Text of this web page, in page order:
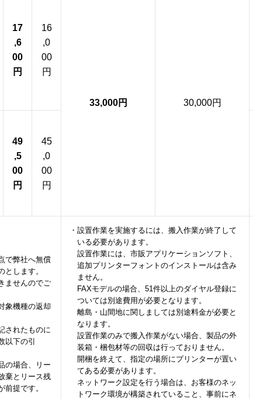
17
,6
00
円
16
,0
00
円
33,000円 30,000円
49
,5
00
円
45
,0
00
円
で弊社へ無償
とします。
ませんのでご
象機種の返却
されたものに
以下の引
の場合、リー
棄とリース残
前提です。
・設置作業を実施するには、搬入作業が終了して
いる必要があります。
設置作業には、市販アプリケーションソフト、
追加プリンターフォントのインストールは含み
ません。
FAXモデルの場合、51件以上のダイヤル登録に
ついては別途費用が必要となります。
離島・山間地に関しましては別途料金が必要と
なります。
設置作業のみで搬入作業がない場合、製品の外
装箱・梱包材等の回収は行っておりません。
開梱を終えて、指定の場所にプリンターが置い
てある必要があります。
ネットワーク設定を行う場合は、お客様のネッ
トワーク環境が構築されていること、事前にネ